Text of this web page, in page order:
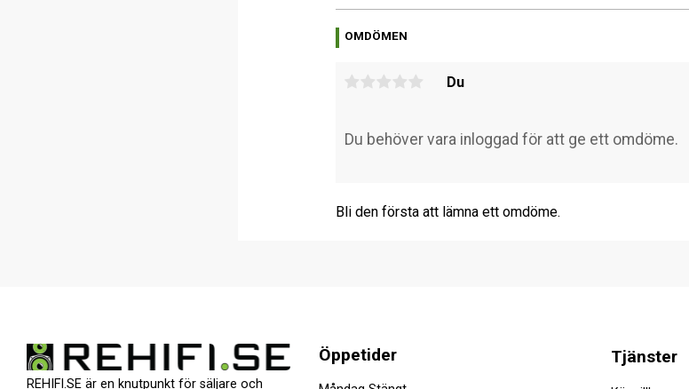
OMDÖMEN
Du
Bli den första att lämna ett omdöme.
REHIFI.SE är en knutpunkt för säljare och
Öppetider Tjänster